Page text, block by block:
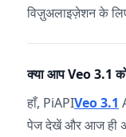
विज़ुअलाइज़ेशन के
क्या आप Veo 3.1
हाँ, PiAPIVeo 3.1
पेज देखें और आज ही